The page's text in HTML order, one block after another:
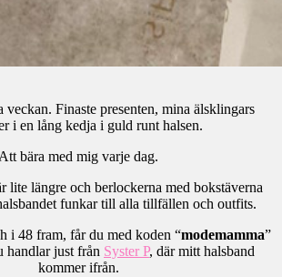
veckan. Finaste presenten, mina älsklingars
i en lång kedja i guld runt halsen.
Att bära med mig varje dag.
lite längre och berlockerna med bokstäverna
funkar till alla tillfällen och outfits.
i 48 fram, får du med koden “modemamma”
handlar just från Syster P, där mitt halsband
kommer ifrån.